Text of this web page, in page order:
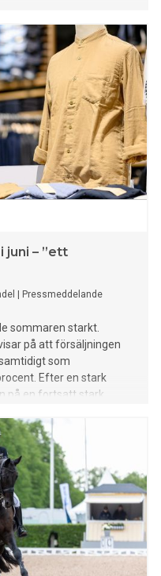
juni – ”ett
Pressmeddelande
sommaren starkt.
på att försäljningen
som
Efter en stark
på en fortsatt stark